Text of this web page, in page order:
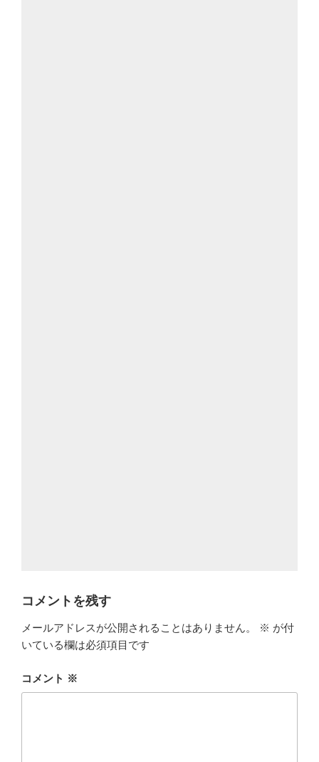
コメントを残す
メールアドレスが公開されることはありません。 ※ が付
いている欄は必須項目です
コメント ※